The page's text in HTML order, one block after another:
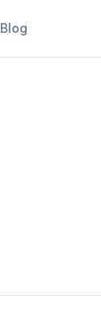
Blog